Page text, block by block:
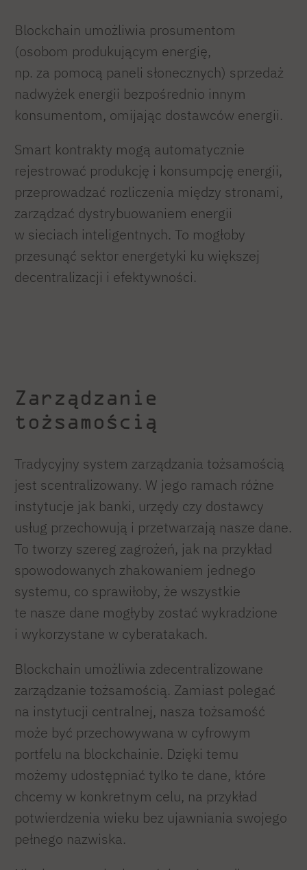
Blockchain umożliwia prosumentom
(osobom produkującym energię,
np. za pomocą paneli słonecznych) sprzedaż
nadwyżek energii bezpośrednio innym
konsumentom, omijając dostawców energii.
Smart kontrakty mogą automatycznie
rejestrować produkcję i konsumpcję energii,
przeprowadzać rozliczenia między stronami,
zarządzać dystrybuowaniem energii
w sieciach inteligentnych. To mogłoby
przesunąć sektor energetyki ku większej
decentralizacji i efektywności.
Zarządzanie
tożsamością
Tradycyjny system zarządzania tożsamością
jest scentralizowany. W jego ramach różne
instytucje jak banki, urzędy czy dostawcy
usług przechowują i przetwarzają nasze dane.
To tworzy szereg zagrożeń, jak na przykład
spowodowanych zhakowaniem jednego
systemu, co sprawiłoby, że wszystkie
te nasze dane mogłyby zostać wykradzione
i wykorzystane w cyberatakach.
Blockchain umożliwia zdecentralizowane
zarządzanie tożsamością. Zamiast polegać
na instytucji centralnej, nasza tożsamość
może być przechowywana w cyfrowym
portfelu na blockchainie. Dzięki temu
możemy udostępniać tylko te dane, które
chcemy w konkretnym celu, na przykład
potwierdzenia wieku bez ujawniania swojego
pełnego nazwiska.